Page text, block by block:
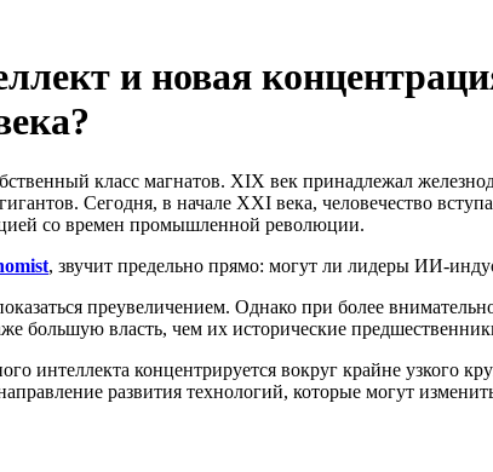
и новая
класс магнатов. XIX век принадлежал
Сегодня, в начале XXI века, человечество
со времен промышленной революции.
, звучит предельно прямо: могут ли лидеры ИИ-
преувеличением. Однако при более
большую власть, чем их исторические
интеллекта концентрируется вокруг крайне
развития технологий, которые могут